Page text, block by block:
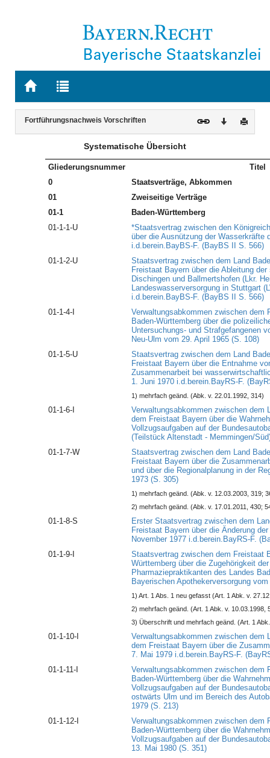
Zur
von
BAYERN.RECHT
Zur
der
letzten
Suche
Navigation
Inhalt
Fortführungsnachweis Vorschriften Download
Systematische Übersicht
Gliederungsnummer
Titel
0
Staatsverträge, Abkommen
01
Zweiseitige Verträge
01-1
Baden-Württemberg
01-1-1-U
*Staatsvertrag zwischen den
über die Ausnützung der Wasserkräfte
i.d.berein.BayBS-F. (BayBS II S. 566)
01-1-2-U
Staatsvertrag zwischen dem Land
Freistaat Bayern über die Ableitung
Dischingen und Ballmertshofen (Lkr.
Landeswasserversorgung in Stuttgart
i.d.berein.BayBS-F. (BayBS II S. 566)
01-1-4-I
Verwaltungsabkommen zwischen dem
Baden-Württemberg über die
Untersuchungs- und Strafgefangenen
Neu-Ulm vom 29. April 1965 (S. 108)
01-1-5-U
Staatsvertrag zwischen dem Land
Freistaat Bayern über die Entnahme
Zusammenarbeit bei
1. Juni 1970 i.d.berein.BayRS-F.
1) mehrfach geänd. (Abk. v. 22.01.1992, 314)
01-1-6-I
Verwaltungsabkommen zwischen dem
dem Freistaat Bayern über die
Vollzugsaufgaben auf der
(Teilstück Altenstadt - Memmingen/
01-1-7-W
Staatsvertrag zwischen dem Land
Freistaat Bayern über die
und über die Regionalplanung in der
1973 (S. 305)
1) mehrfach geänd. (Abk. v. 12.03.2003, 319;
2) mehrfach geänd. (Abk. v. 17.01.2011, 430;
01-1-8-S
Erster Staatsvertrag zwischen dem
Freistaat Bayern über die Änderung
November 1977 i.d.berein.BayRS-F.
01-1-9-I
Staatsvertrag zwischen dem Freistaat
Württemberg über die Zugehörigkeit
Pharmaziepraktikanten des Landes
Bayerischen Apothekerversorgung
1) Art. 1 Abs. 1 neu gefasst (Art. 1 Abk. v.
2) mehrfach geänd. (Art. 1 Abk. v. 10.03.1998,
3) Überschrift und mehrfach geänd. (Art. 1
01-1-10-I
Verwaltungsabkommen zwischen dem
dem Freistaat Bayern über die
7. Mai 1979 i.d.berein.BayRS-F.
01-1-11-I
Verwaltungsabkommen zwischen dem
Baden-Württemberg über die
Vollzugsaufgaben auf der
ostwärts Ulm und im Bereich des
1979 (S. 213)
01-1-12-I
Verwaltungsabkommen zwischen dem
Baden-Württemberg über die
Vollzugsaufgaben auf der
13. Mai 1980 (S. 351)